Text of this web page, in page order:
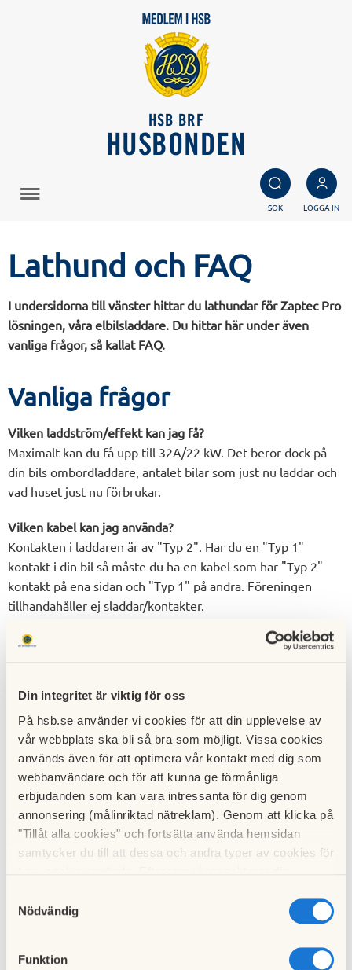
Din integritet är viktig för oss
På hsb.se använder vi cookies för att din upplevelse av
vår webbplats ska bli så bra som möjligt. Vissa cookies
används även för att optimera vår kontakt med dig som
webbanvändare och för att kunna ge förmånliga
erbjudanden som kan vara intressanta för dig genom
annonsering (målinriktad nätreklam). Genom att klicka på
"Tillåt alla cookies" och fortsätta använda hemsidan
samtycker du till att dessa och andra typer av cookies för
cookies och välja att endast tillåta ett urval.
Nödvändig
Funktion
HSB BRF
HUSBONDEN
SÖK LOGGA IN
Lathund och FAQ
I undersidorna till vänster hittar du lathundar för Zaptec Pro
lösningen, våra elbilsladdare. Du hittar här under även
vanliga frågor, så kallat FAQ.
Vanliga frågor
Vilken laddström/effekt kan jag få?
Maximalt kan du få upp till 32A/22 kW. Det beror dock på
din bils ombordladdare, antalet bilar som just nu laddar och
vad huset just nu förbrukar.
Vilken kabel kan jag använda?
Kontakten i laddaren är av "Typ 2". Har du en "Typ 1"
kontakt i din bil så måste du ha en kabel som har "Typ 2"
kontakt på ena sidan och "Typ 1" på andra. Föreningen
tillhandahåller ej sladdar/kontakter.
Har laddaren jordfelsskydd?
frånkoppling ladduttag/-kontakt.
Har laddaren elmätare?
Ja, integrerad MID-testad och kalibrerad (EN 50470).
Har laddaren fasbalansering?
Ja, laddstationen kan automatiskt välja fas eller starta 3-
fasladdning. Den talar med de andra Zaptec Pro laddarna för
att hitta det mest effektiva.
Ja, Tillsammans med de andra Zaptec Pro enheterna
kommer tillgänglig ström i installationen fördelas mellan
enheterna. Enheterna talar även med Zaptec APM som
kontrollerar resterande ström i huset för att bara nyttja vad